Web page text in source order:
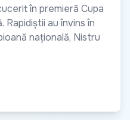
în premieră Cupa
Rapidiștii au învins în
națională, Nistru